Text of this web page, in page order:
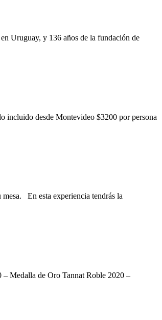
Uruguay, y 136 años de la fundación de
incluido desde Montevideo $3200 por persona
En esta experiencia tendrás la
– Medalla de Oro Tannat Roble 2020 –